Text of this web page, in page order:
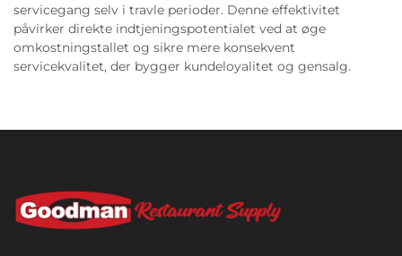
servicegang selv i travle perioder. Denne effektivitet
påvirker direkte indtjeningspotentialet ved at øge
omkostningstallet og sikre mere konsekvent
servicekvalitet, der bygger kundeloyalitet og gensalg.